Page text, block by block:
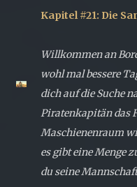
Kapitel #21: Die
Willkommen an
wohl mal bessere
dich auf die Suche
Piratenkapitän das
Maschienenraum
es gibt eine Menge
du seine